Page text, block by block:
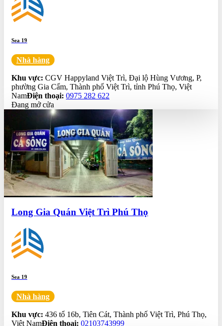
Sea 19
Nhà hàng
Khu vực: CGV Happyland Việt Trì, Đại lộ Hùng Vương, P,
phường Gia Cẩm, Thành phố Việt Trì, tỉnh Phú Thọ, Việt
NamĐiện thoại: 0975 282 622
Đang mở cửa
Long Gia Quán Việt Trì Phú Thọ
Sea 19
Nhà hàng
Khu vực: 436 tổ 16b, Tiên Cát, Thành phố Việt Trì, Phú Thọ,
Việt NamĐiện thoại: 02103743999